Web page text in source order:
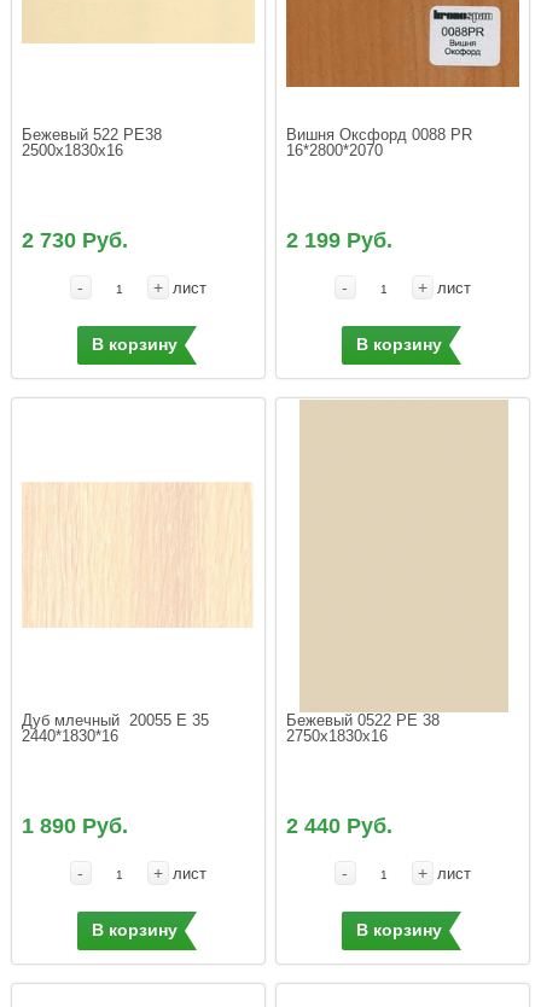
Бежевый 522 РЕ38
2500х1830х16
2 730 Руб.
- + лист
В корзину
Вишня Оксфорд 0088 PR
16*2800*2070
2 199 Руб.
- + лист
В корзину
Дуб млечный  20055 Е 35
2440*1830*16
1 890 Руб.
- + лист
В корзину
Бежевый 0522 PE 38
2750х1830х16
2 440 Руб.
- + лист
В корзину